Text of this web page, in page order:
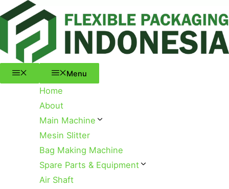
Skip
to
content
Menu
Menu
Home
About
Main Machine
Mesin Slitter
Bag Making Machine
Spare Parts & Equipment
Air Shaft